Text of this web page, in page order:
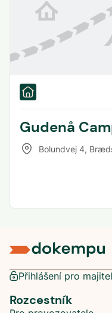
Gudenå
Bolundvej 4,
Přihlášení pro
Rozcestník